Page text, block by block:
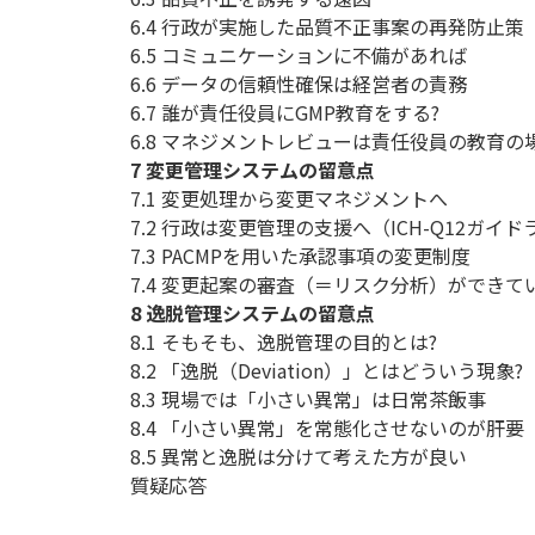
6.4 行政が実施した品質不正事案の再発防止策
6.5 コミュニケーションに不備があれば
6.6 データの信頼性確保は経営者の責務
6.7 誰が責任役員にGMP教育をする?
6.8 マネジメントレビューは責任役員の教育の
7 変更管理システムの留意点
7.1 変更処理から変更マネジメントへ
7.2 行政は変更管理の支援へ（ICH-Q12ガイド
7.3 PACMPを用いた承認事項の変更制度
7.4 変更起案の審査（＝リスク分析）ができて
8 逸脱管理システムの留意点
8.1 そもそも、逸脱管理の目的とは?
8.2 「逸脱（Deviation）」とはどういう現象?
8.3 現場では「小さい異常」は日常茶飯事
8.4 「小さい異常」を常態化させないのが肝要
8.5 異常と逸脱は分けて考えた方が良い
質疑応答